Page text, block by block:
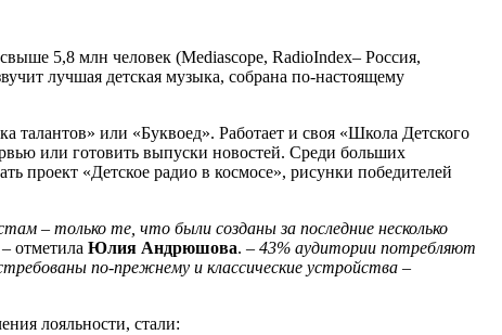
5,8 млн человек (Mediascope, RadioIndex– Россия,
лучшая детская музыка, собрана по-настоящему
талантов» или «Буквоед». Работает и своя «Школа Детского
или готовить выпуски новостей. Среди больших
проект «Детское радио в космосе», рисунки победителей
– только те, что были созданы за последние несколько
– отметила Юлия Андрюшова. – 43% аудитории потребляют
по-прежнему и классические устройства –
лояльности, стали: